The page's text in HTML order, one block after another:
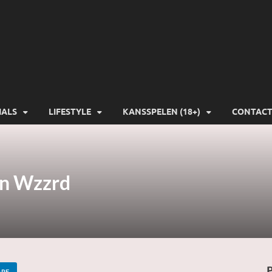
LIFESTYLE KANSSPELEN (18+) CONTACT
Wzzrd